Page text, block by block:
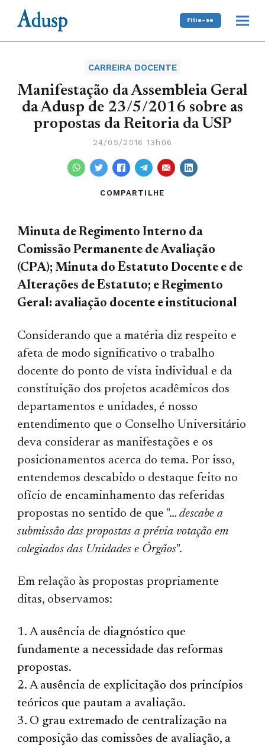
Filie-se
CARREIRA DOCENTE
Manifestação da Assembleia Geral
da Adusp de 23/5/2016 sobre as
propostas da Reitoria da USP
24/05/2016 13h06
COMPARTILHE
Minuta de Regimento Interno da
Comissão Permanente de Avaliação
(CPA); Minuta do Estatuto Docente e de
Alterações de Estatuto; e Regimento
Geral: avaliação docente e institucional
Considerando que a matéria diz respeito e
afeta de modo significativo o trabalho
docente do ponto de vista individual e da
constituição dos projetos acadêmicos dos
departamentos e unidades, é nosso
entendimento que o Conselho Universitário
deva considerar as manifestações e os
posicionamentos acerca do tema. Por isso,
entendemos descabido o destaque feito no
ofício de encaminhamento das referidas
propostas no sentido de que "…descabe a
submissão das propostas a prévia votação em
colegiados das Unidades e Órgãos".
Em relação às propostas propriamente
ditas, observamos:
A ausência de diagnóstico que
fundamente a necessidade das reformas
propostas.
A ausência de explicitação dos princípios
teóricos que pautam a avaliação.
O grau extremado de centralização na
composição das comissões de avaliação, a